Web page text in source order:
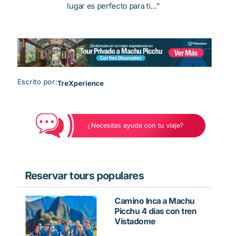
lugar es perfecto para ti…”
Escrito por:TreXperience
¿Necesitas ayuda con tu viaje?
Reservar tours populares
Camino Inca a Machu
Picchu 4 días con tren
Vistadome